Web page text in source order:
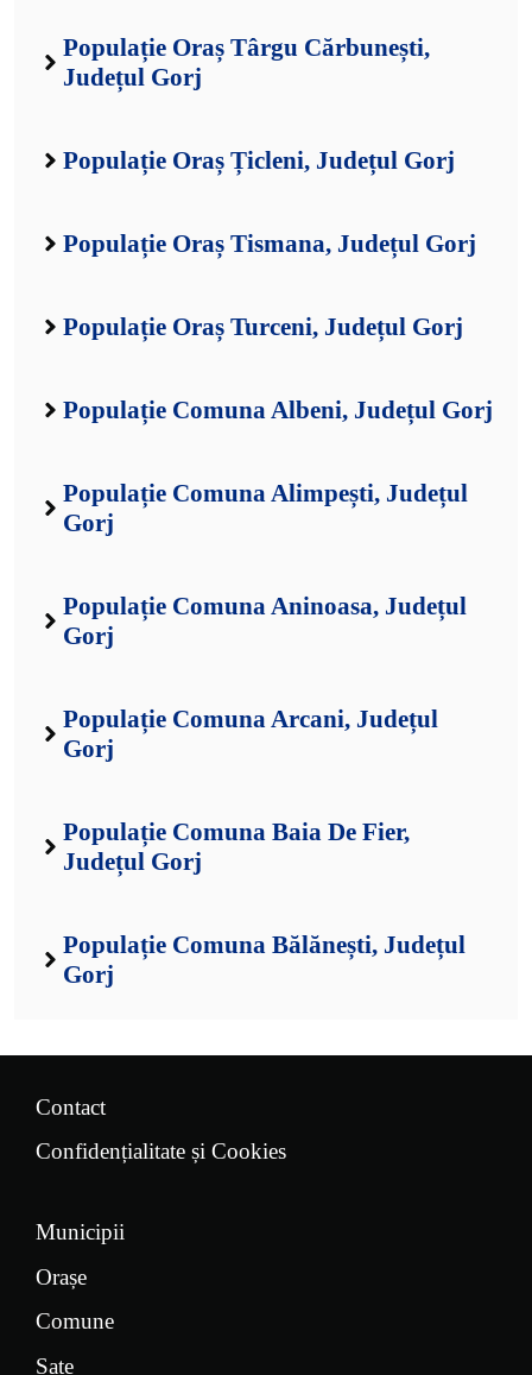
Populație Oraș Târgu Cărbunești,
Județul Gorj
Populație Oraș Țicleni, Județul Gorj
Populație Oraș Tismana, Județul Gorj
Populație Oraș Turceni, Județul Gorj
Populație Comuna Albeni, Județul Gorj
Populație Comuna Alimpești, Județul
Gorj
Populație Comuna Aninoasa, Județul
Gorj
Populație Comuna Arcani, Județul
Gorj
Populație Comuna Baia De Fier,
Județul Gorj
Populație Comuna Bălănești, Județul
Gorj
Contact
Confidențialitate și Cookies
Municipii
Orașe
Comune
Sate